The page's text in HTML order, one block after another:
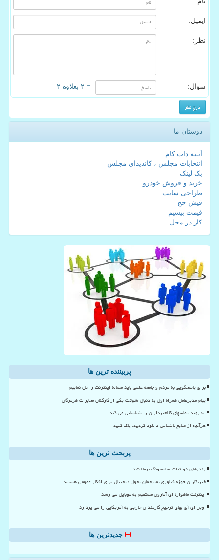
ایمیل:
نظر:
سوال: = ۲ بعلاوه ۲
دوستان ما
آتلیه دات کام
انتخابات مجلس ، کاندیدای مجلس
بک لینک
خرید و فروش خودرو
طراحی سایت
فیش حج
قیمت بیسیم
کار در محل
پربیننده ترین ها
برای پاسخگویی به مردم و جامعه علمی باید مساله اینترنت را حل نماییم
پیام مدیرعامل همراه اول به دنبال شهادت یکی از کارکنان مخابرات هرمزگان
اندروید تماسهای کلاهبرداران را شناسایی می کند
هرآنچه از منابع ناشناس دانلود کردید، پاک کنید
پربحث ترین ها
رندرهای دو تبلت سامسونگ برملا شد
خبرنگاران حوزه فناوری، مترجمان تحول دیجیتال برای افکار عمومی هستند
اینترنت ماهواره ای آمازون مستقیم به موبایل می رسد
اوپن ای آی بهای ترجیح کارمندان خارجی به آمریکایی را می پردازد
جدیدترین ها